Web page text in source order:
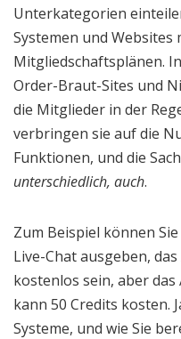
Unterkategorien
Systemen und Websites
Mitgliedschaftsplänen.
Order-Braut-Sites und
die Mitglieder in der
verbringen sie auf die
Funktionen, und die
unterschiedlich, auch.
Zum Beispiel können
Live-Chat ausgeben,
kostenlos sein, aber
kann 50 Credits kosten.
Systeme, und wie Sie